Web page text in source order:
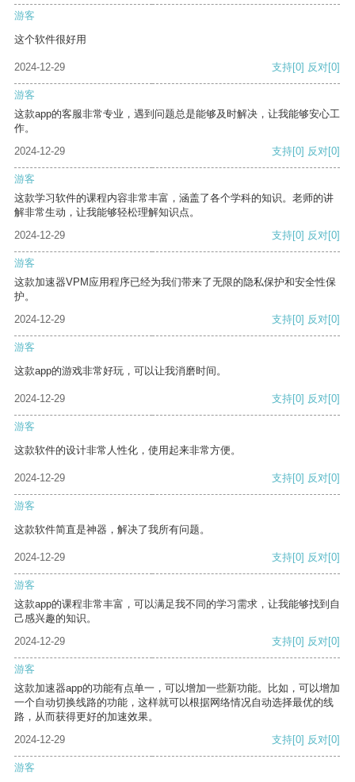
游客
这个软件很好用
2024-12-29 支持[0] 反对[0]
游客
这款app的客服非常专业，遇到问题总是能够及时解决，让我能够安心工
作。
2024-12-29
支持[0] 反对[0]
游客
这款学习软件的课程内容非常丰富，涵盖了各个学科的知识。老师的讲
解非常生动，让我能够轻松理解知识点。
2024-12-29
支持[0] 反对[0]
游客
这款加速器VPM应用程序已经为我们带来了无限的隐私保护和安全性保
护。
2024-12-29
支持[0] 反对[0]
游客
这款app的游戏非常好玩，可以让我消磨时间。
2024-12-29 支持[0] 反对[0]
游客
这款软件的设计非常人性化，使用起来非常方便。
2024-12-29 支持[0] 反对[0]
游客
这款软件简直是神器，解决了我所有问题。
2024-12-29 支持[0] 反对[0]
游客
这款app的课程非常丰富，可以满足我不同的学习需求，让我能够找到自
己感兴趣的知识。
2024-12-29
支持[0] 反对[0]
游客
这款加速器app的功能有点单一，可以增加一些新功能。比如，可以增加
一个自动切换线路的功能，这样就可以根据网络情况自动选择最优的线
路，从而获得更好的加速效果。
2024-12-29
支持[0] 反对[0]
游客